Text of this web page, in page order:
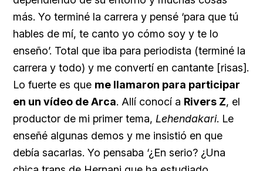
más. Yo terminé la carrera y pensé ‘para que tú
hables de mí, te canto yo cómo soy y te lo
enseño’. Total que iba para periodista (terminé la
carrera y todo) y me convertí en cantante [risas].
Lo fuerte es que me llamaron para participar
en un vídeo de Arca. Allí conocí a Rivers Z, el
productor de mi primer tema, Lehendakari. Le
enseñé algunas demos y me insistió en que
debía sacarlas. Yo pensaba ‘¿En serio? ¿Una